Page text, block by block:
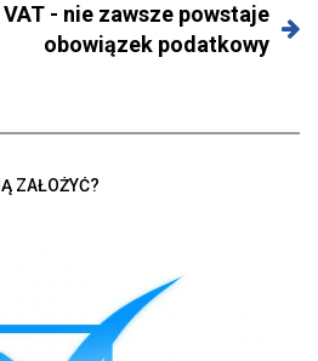
- nie zawsze powstaje
obowiązek podatkowy
ZAŁOŻYĆ?